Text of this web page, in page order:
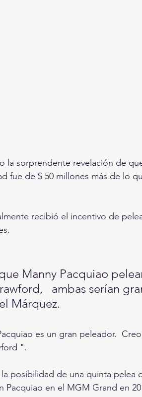
la sorprendente revelación de
fue de $ 50 millones más de lo
Manny Pacquiao
ambas serían
Márquez.
".
Pacquiao en el MGM Grand en